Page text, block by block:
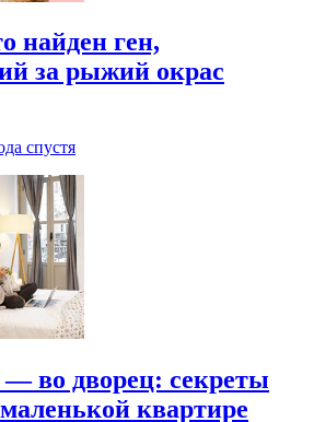
найден ген,
за рыжий окрас
спустя
во дворец: секреты
квартире